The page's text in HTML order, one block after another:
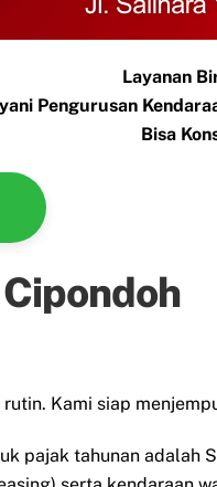
Layanan
Pengurusan
Bisa
Kami siap
pajak tahunan adalah